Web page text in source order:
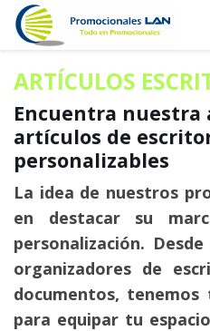
ARTÍCULOS
Encuentra nuestra
artículos de
personalizables
La idea de nuestros
en destacar su
personalización.
organizadores de
documentos,
para equipar tu